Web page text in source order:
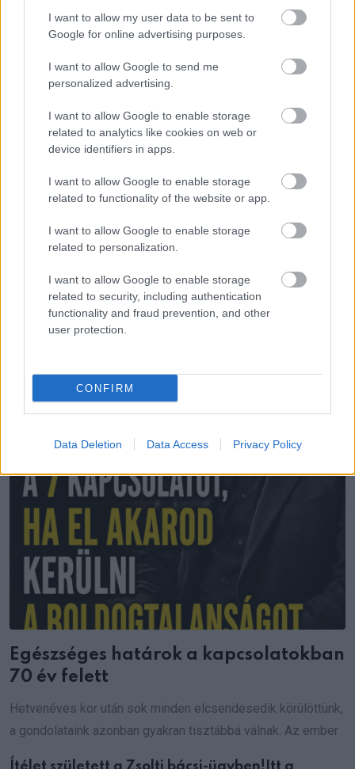
I want to allow my user data to be sent to
Google for online advertising purposes.
I want to allow Google to send me
personalized advertising.
I want to allow Google to enable storage
related to analytics like cookies on web or
device identifiers in apps.
I want to allow Google to enable storage
related to functionality of the website or app.
I want to allow Google to enable storage
related to personalization.
I want to allow Google to enable storage
related to security, including authentication
functionality and fraud prevention, and other
user protection.
CONFIRM
Data Deletion Data Access Privacy Policy
Mire a végére értem, potyogtak a könnyeim a
LEGÚJABB POSZTOK:
Egészséges határok a kapcsolatokban
70 év felett
Hetvenéves kor után sok minden elcsendesedik körülöttünk,
a gondolataink azonban gyakran tisztábbá válnak. Az ember